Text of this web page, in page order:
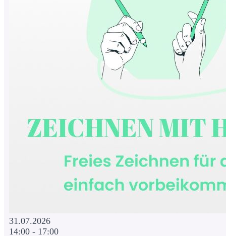
31.07.2026
14:00 - 17:00